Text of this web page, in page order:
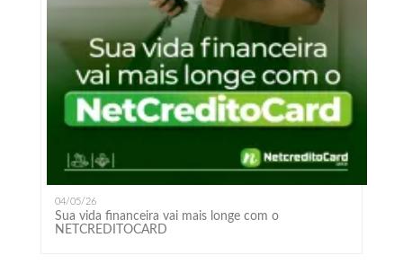
04/05/26
Sua vida financeira vai mais longe com o
NETCREDITOCARD